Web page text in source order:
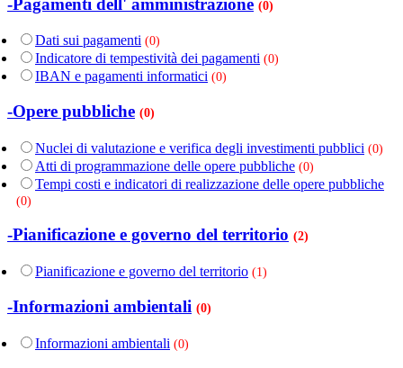
(0)
Dati sui pagamenti (0)
Indicatore di tempestività dei pagamenti (0)
IBAN e pagamenti informatici (0)
-Opere pubbliche (0)
Nuclei di valutazione e verifica degli investimenti pubblici (0)
Atti di programmazione delle opere pubbliche (0)
Tempi costi e indicatori di realizzazione delle opere pubbliche
(0)
-Pianificazione e governo del territorio (2)
Pianificazione e governo del territorio (1)
-Informazioni ambientali (0)
Informazioni ambientali (0)